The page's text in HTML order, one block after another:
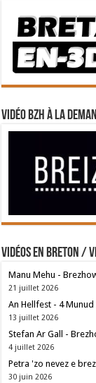
Vidéo BZH à la
Vidéos en breton /
Manu Mehu -
21 juillet 2026
An Hellfest - 4 Munud
13 juillet 2026
Stefan Ar Gall -
4 juillet 2026
Petra 'zo nevez e
30 juin 2026